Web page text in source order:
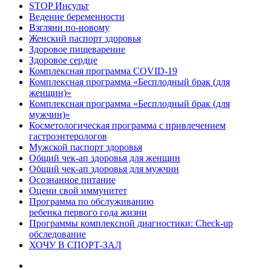
STOP Инсульт
Ведение беременности
Взгляни по-новому
Женский паспорт здоровья
Здоровое пищеварение
Здоровое сердце
Комплексная программа COVID-19
Комплексная программа «Бесплодный брак (для
женщин)»
Комплексная программа «Бесплодный брак (для
мужчин)»
Косметологическая программа с привлечением
гастроэнтерологов
Мужской паспорт здоровья
Общий чек-ап здоровья для женщин
Общий чек-ап здоровья для мужчин
Осознанное питание
Оцени свой иммунитет
Программа по обслуживанию
ребенка первого года жизни
Программы комплексной диагностики: Check-up
обследование
ХОЧУ В CПОРТ-ЗАЛ